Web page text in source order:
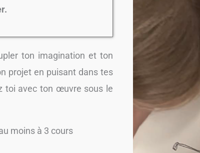
ton imagination et ton
projet en puisant dans tes
toi avec ton œuvre sous le
moins à 3 cours